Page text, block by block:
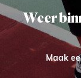
Weer
Maak